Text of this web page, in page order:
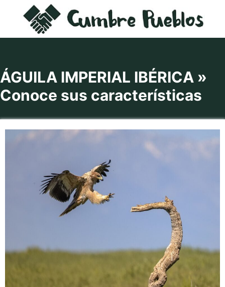
contenido
ÁGUILA IMPERIAL IBÉRICA »
Conoce sus características